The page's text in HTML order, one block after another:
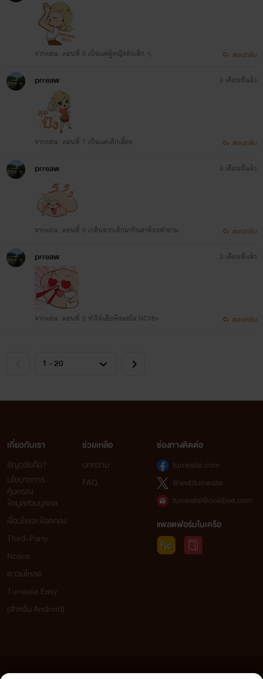
จากตอน: ตอนที่ 8 เป็นแค่ผู้หญิงตัวเล็ก ๆ ตอบกลับ
prreaw
จากตอน: ตอนที่ 7 เป็นแค่เด็กเลี้ยง
3 เดือนที่แล้ว
ตอบกลับ
prreaw
จากตอน: ตอนที่ 6 เวคินลากเด็กมากินคาห้องทำงาน
3 เดือนที่แล้ว
ตอบกลับ
prreaw
จากตอน: ตอนที่ 5 ทำให้เฮียพึงพอใจ NC18+
3 เดือนที่แล้ว
ตอบกลับ
เกี่ยวกับเรา
ธัญวลัยคือ?
นโยบายการ
คุ้มครอง
ข้อมูลส่วนบุคคล
เงื่อนไขและข้อตกลง
Third-Party
Notice
ดาวน์โหลด
Tunwalai Easy
(สำหรับ Android)
ช่วยเหลือ
บทความ
FAQ
ช่องทางติดต่อ
tunwalai.com
@webtunwalai
tunwalai@ookbee.com
แพลตฟอร์มในเครือ